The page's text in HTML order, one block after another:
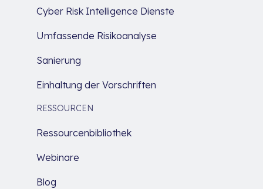
Cyber Risk Intelligence Dienste
Umfassende Risikoanalyse
Sanierung
Einhaltung der Vorschriften
RESSOURCEN
Ressourcenbibliothek
Webinare
Blog